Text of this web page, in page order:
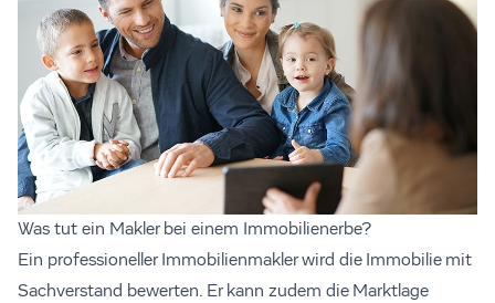
Was tut ein Makler bei einem Immobilienerbe?
Ein professioneller Immobilienmakler wird die Immobilie mit
Sachverstand bewerten. Er kann zudem die Marktlage